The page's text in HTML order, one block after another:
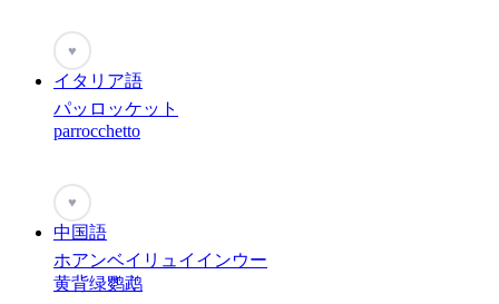
♥
イタリア語
パッロッケット
parrocchetto
♥
中国語
ホアンベイリュイインウー
黄背绿鹦鹉